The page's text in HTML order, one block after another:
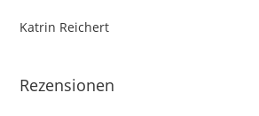
Katrin Reichert
Rezensionen